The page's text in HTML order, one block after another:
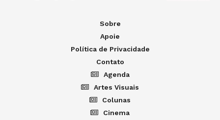
Sobre
Apoie
Política de Privacidade
Contato
Agenda
Artes Visuais
Colunas
Cinema